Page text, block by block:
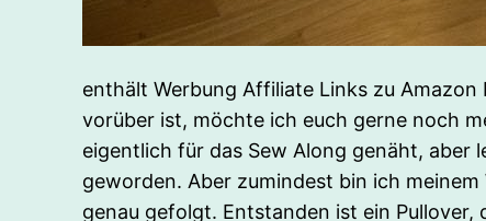
enthält Werbung Affiliate Links zu Amazon
vorüber ist, möchte ich euch gerne noch
eigentlich für das Sew Along genäht, aber
geworden. Aber zumindest bin ich
genau gefolgt. Entstanden ist ein Pullover,